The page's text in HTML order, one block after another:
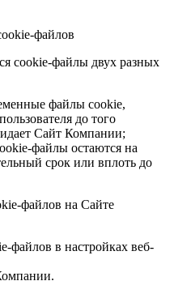
файлов
cookie-файлы двух разных
файлы cookie,
до того
Сайт Компании;
файлы остаются на
срок или вплоть до
файлов на Сайте
файлов в настройках веб-